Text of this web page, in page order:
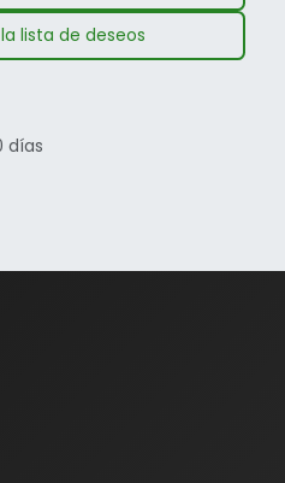
lista de deseos
días